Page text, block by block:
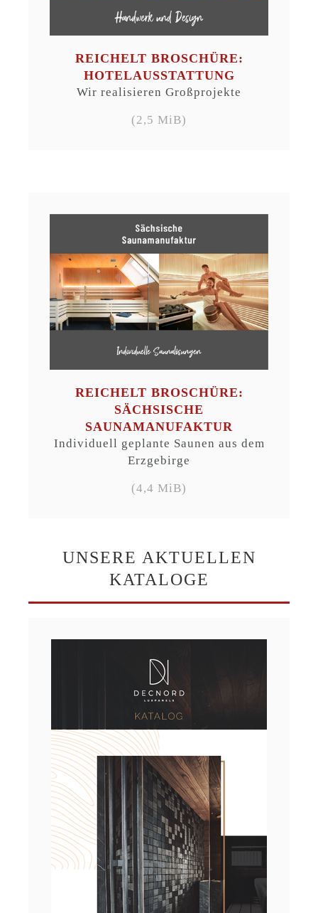
REICHELT BROSCHÜRE:
HOTELAUSSTATTUNG
Wir realisieren Großprojekte
(2,5 MiB)
REICHELT BROSCHÜRE:
SÄCHSISCHE
SAUNAMANUFAKTUR
Individuell geplante Saunen aus dem
Erzgebirge
(4,4 MiB)
UNSERE AKTUELLEN
KATALOGE